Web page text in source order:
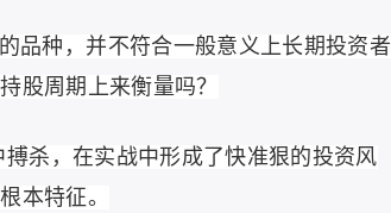
品种，并不符合一般意义上长期投资者
股周期上来衡量吗？
杀，在实战中形成了快准狠的投资风
本特征。